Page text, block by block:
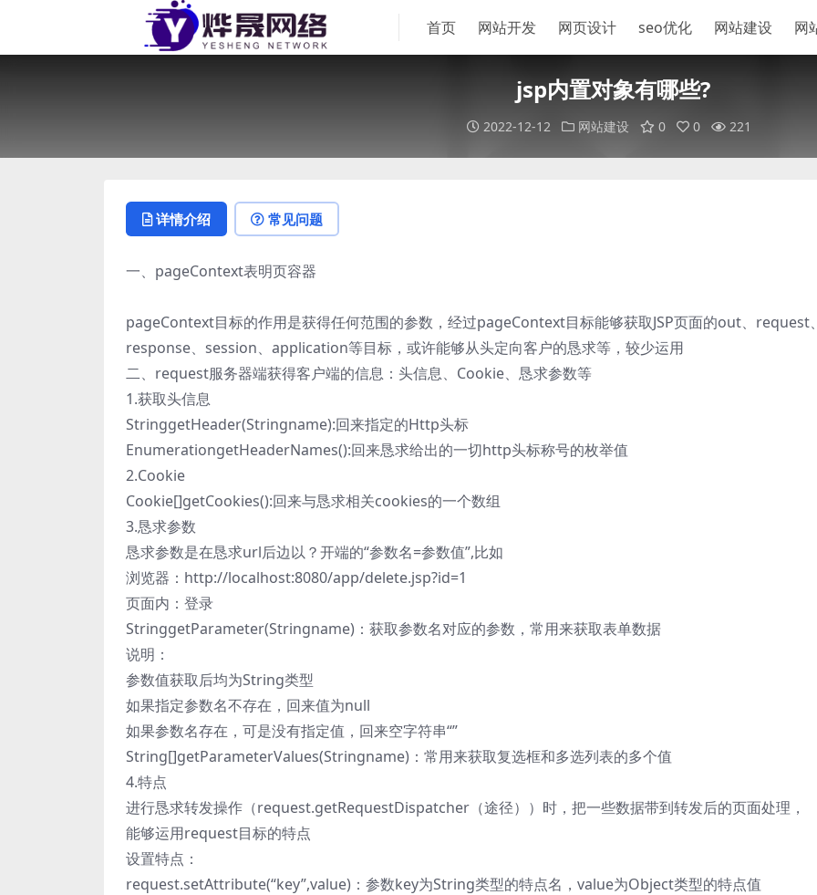
首页 网站开发 网页设计 seo优化 网站建设 网
jsp内置对象有哪些?
2022-12-12 网站建设 0 0 221
详情介绍 常见问题
一、pageContext表明页容器
pageContext目标的作用是获得任何范围的参数，经过pageContext目标能够获取JSP页面的out、request
response、session、application等目标，或许能够从头定向客户的恳求等，较少运用
二、request服务器端获得客户端的信息：头信息、Cookie、恳求参数等
1.获取头信息
StringgetHeader(Stringname):回来指定的Http头标
EnumerationgetHeaderNames():回来恳求给出的一切http头标称号的枚举值
2.Cookie
Cookie[]getCookies():回来与恳求相关cookies的一个数组
3.恳求参数
恳求参数是在恳求url后边以？开端的“参数名=参数值”,比如
浏览器：http://localhost:8080/app/delete.jsp?id=1
页面内：登录
StringgetParameter(Stringname)：获取参数名对应的参数，常用来获取表单数据
说明：
参数值获取后均为String类型
如果指定参数名不存在，回来值为null
如果参数名存在，可是没有指定值，回来空字符串“”
String[]getParameterValues(Stringname)：常用来获取复选框和多选列表的多个值
4.特点
进行恳求转发操作（request.getRequestDispatcher（途径））时，把一些数据带到转发后的页面处理，
能够运用request目标的特点
设置特点：
request.setAttribute(“key”,value)：参数key为String类型的特点名，value为Object类型的特点值